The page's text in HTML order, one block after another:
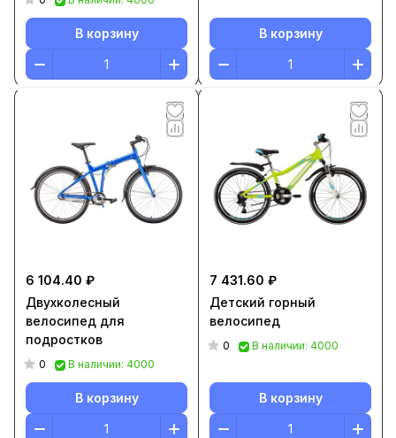
В корзину В корзину
6 104.40 ₽
Двухколесный
велосипед для
подростков
0 В наличии: 4000
В корзину
7 431.60 ₽
Детский горный
велосипед
0 В наличии: 4000
В корзину